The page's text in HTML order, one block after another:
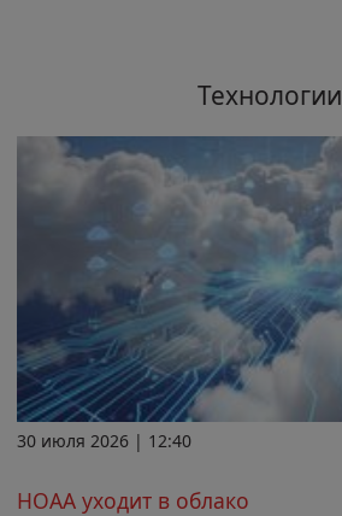
Технологии
30 июля 2026 | 12:40
НОАА уходит в облако